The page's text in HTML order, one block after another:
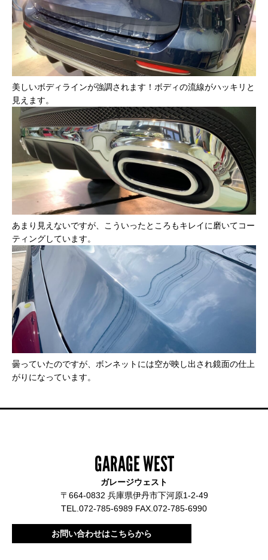
美しいボディラインが強調されます！ボディの流線がハッキリと
見えます。
あまり見えないですが、こういったところもキレイに磨いてコー
ティングしています。
曇っていたのですが、ボンネットには空が映し出され鏡面の仕上
がりになっています。
GARAGE WEST
ガレージウェスト
〒664-0832 兵庫県伊丹市下河原1-2-49
TEL.072-785-6989 FAX.072-785-6990
お問い合わせはこちらから